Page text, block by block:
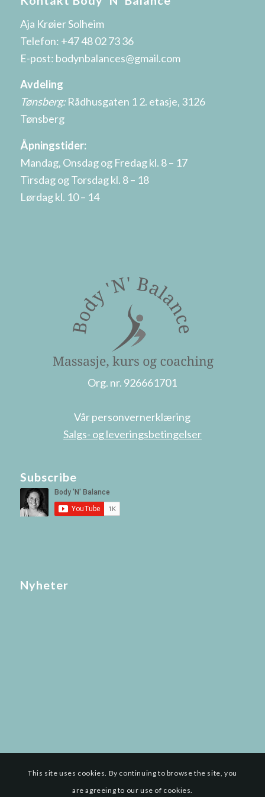
Aja Krøier Solheim
Telefon: +47 48 02 73 36
E-post: bodynbalances@gmail.com
Avdeling
Tønsberg: Rådhusgaten 1 2. etasje, 3126
Tønsberg
Åpningstider:
Mandag, Onsdag og Fredag kl. 8 – 17
Tirsdag og Torsdag kl. 8 – 18
Lørdag kl. 10 – 14
Org. nr. 926661701
Vår personvernerklæring
Salgs- og leveringsbetingelser
Subscribe
Nyheter
This site uses cookies. By continuing to browse the site, you
are agreeing to our use of cookies.